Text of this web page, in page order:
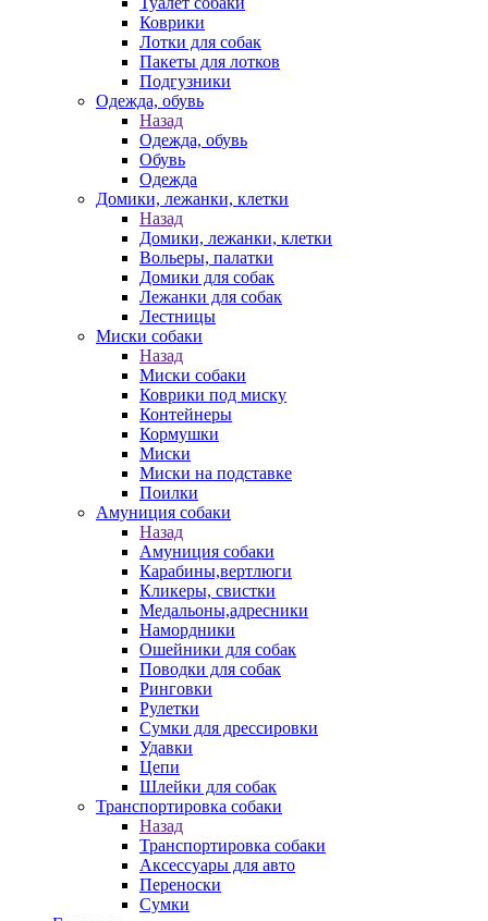
Коврики
Лотки для собак
Пакеты для лотков
Подгузники
Одежда, обувь
Назад
Одежда, обувь
Обувь
Одежда
Домики, лежанки, клетки
Назад
Домики, лежанки, клетки
Вольеры, палатки
Домики для собак
Лежанки для собак
Лестницы
Миски собаки
Назад
Миски собаки
Коврики под миску
Контейнеры
Кормушки
Миски
Миски на подставке
Поилки
Амуниция собаки
Назад
Амуниция собаки
Карабины,вертлюги
Кликеры, свистки
Медальоны,адресники
Намордники
Ошейники для собак
Поводки для собак
Ринговки
Рулетки
Сумки для дрессировки
Удавки
Цепи
Шлейки для собак
Транспортировка собаки
Назад
Транспортировка собаки
Аксессуары для авто
Переноски
Сумки